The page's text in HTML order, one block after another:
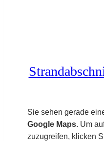
Sie sehen gerade
Google Maps. Um
zuzugreifen, klicken